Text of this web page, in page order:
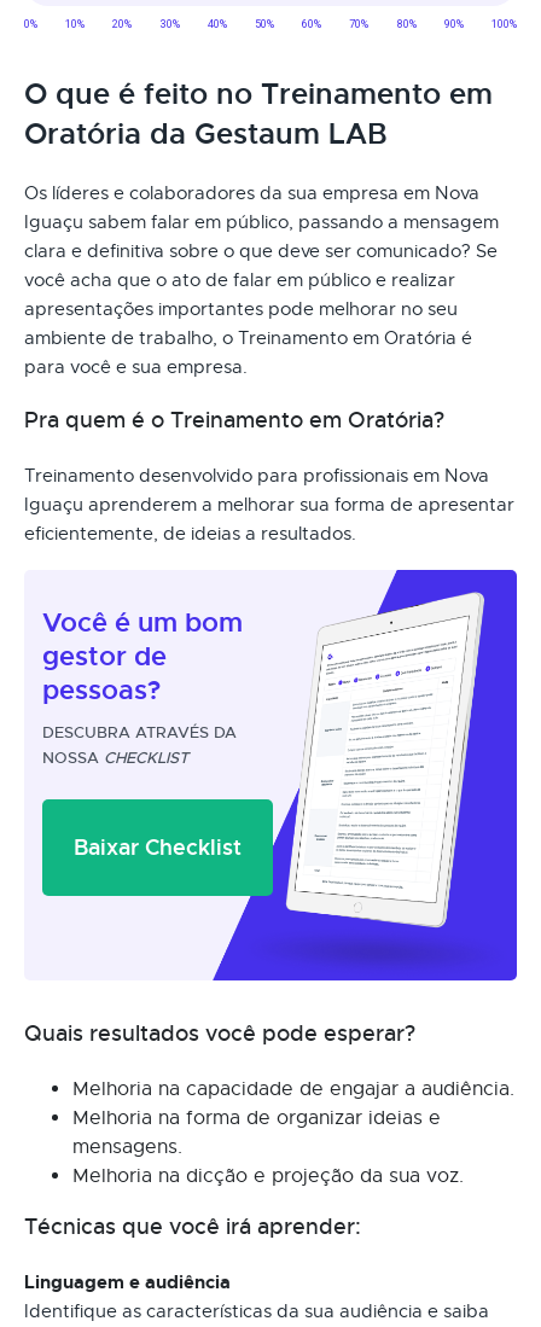
O que é feito no Treinamento em
Oratória da Gestaum LAB
Os líderes e colaboradores da sua empresa em Nova
Iguaçu sabem falar em público, passando a mensagem
clara e definitiva sobre o que deve ser comunicado? Se
você acha que o ato de falar em público e realizar
apresentações importantes pode melhorar no seu
ambiente de trabalho, o Treinamento em Oratória é
para você e sua empresa.
Pra quem é o Treinamento em Oratória?
Treinamento desenvolvido para profissionais em Nova
Iguaçu aprenderem a melhorar sua forma de apresentar
eficientemente, de ideias a resultados.
Você é um bom
gestor de
pessoas?
DESCUBRA ATRAVÉS DA
NOSSA CHECKLIST
Baixar Checklist
Quais resultados você pode esperar?
Melhoria na capacidade de engajar a audiência.
Melhoria na forma de organizar ideias e
mensagens.
Melhoria na dicção e projeção da sua voz.
Técnicas que você irá aprender:
Linguagem e audiência
Identifique as características da sua audiência e saiba